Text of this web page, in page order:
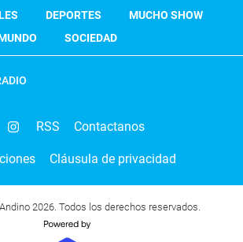
DEPORTES
MUCHO SHOW
SOCIEDAD
RSS Contactanos
Cláusula de privacidad
2026. Todos los derechos reservados.